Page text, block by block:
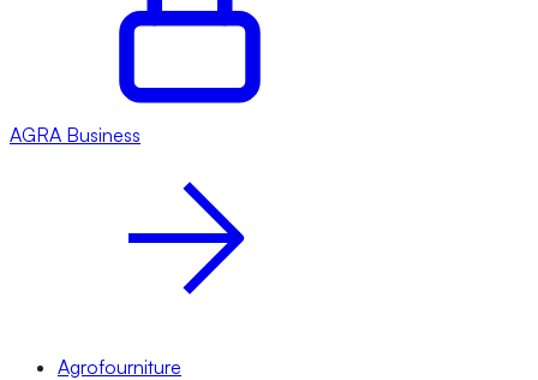
AGRA Business
Agrofourniture